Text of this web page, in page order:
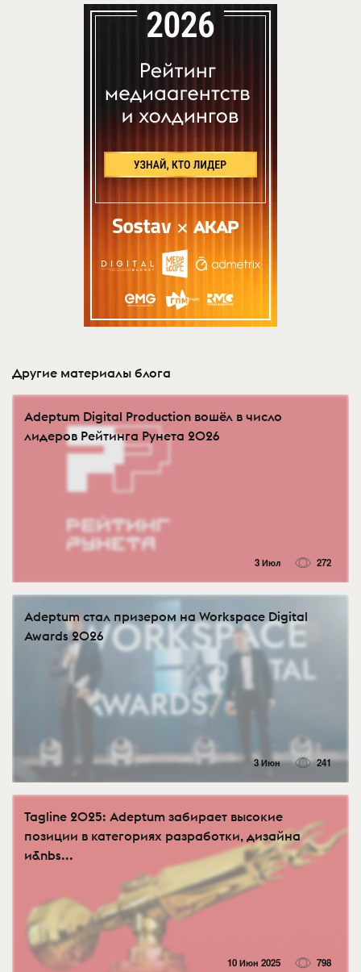
Другие материалы блога
Adeptum Digital Production вошёл в число
лидеров Рейтинга Рунета 2026
3 Июл 272
Adeptum стал призером на Workspace Digital
Awards 2026
3 Июн 241
Tagline 2025: Adeptum забирает высокие
позиции в категориях разработки, дизайна
и&nbs...
10 Июн 2025 798